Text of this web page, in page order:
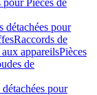
pour Pièces de
détachées pour
Raccords de
appareilsPièces
de
détachées pour